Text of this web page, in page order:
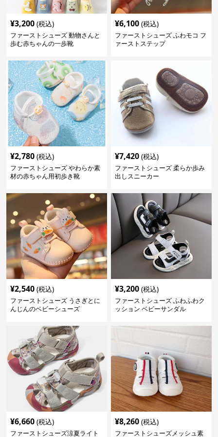
¥3,200 (税込)
ファーストシューズ 動物さんと
歩む赤ちゃんの一歩靴
¥6,100 (税込)
ファーストシューズ ふわモコ フ
ァーストステップ
¥2,780 (税込)
ファーストシューズ やわらか素
材の赤ちゃん用初歩き靴
¥7,420 (税込)
ファーストシューズ 柔らか歩み
出しスニーカー
¥2,540 (税込)
ファーストシューズ うさぎとに
んじんのベビーシューズ
¥3,200 (税込)
ファーストシューズ ふわふわク
ッション ベビーサンダル
¥6,660 (税込)
ファーストシューズ涼夏ライト
¥8,260 (税込)
ファーストシューズメッシュ素